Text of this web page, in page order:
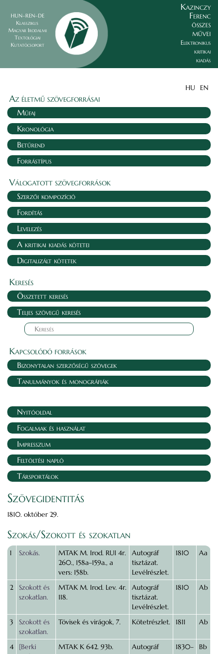
HUN–REN–DE
Klasszikus
Magyar Irodalmi
Textológiai
Kutatócsoport
Kazinczy
Ferenc
összes
művei
Elektronikus
kritikai
kiadás
HU EN
Az életmű szövegforrásai
Műfaj
Kronológia
Betűrend
Forrástípus
Válogatott szövegforrások
Szerzői kompozíció
Fordítás
Levelezés
A kritikai kiadás kötetei
Digitalizált kötetek
Keresés
Összetett keresés
Teljes szövegű keresés
Kapcsolódó források
Bizonytalan szerzőségű szövegek
Tanulmányok és monográfiák
Nyitóoldal
Fogalmak és használat
Impresszum
Feltöltési napló
Társportálok
Szövegidentitás
1810. október 29.
Szokás/Szokott és szokatlan
1 Szokás.
MTAK M. Irod. RUI 4r.
260., 158a–159a., a
vers: 158b.
Autográf
tisztázat.
Levélrészlet.
1810 Aa
2
Szokott és
szokatlan.
MTAK M. Irod. Lev. 4r.
118.
Autográf
tisztázat.
Levélrészlet.
1810 Ab
3
Szokott és
szokatlan.
Tövisek és virágok, 7. Kötetrészlet. 1811 Ab
4
[Berki
MTAK K 642. 93b.
Autográf
1830–
Bb